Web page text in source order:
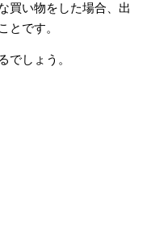
買い物をした場合、出
とです。
でしょう。